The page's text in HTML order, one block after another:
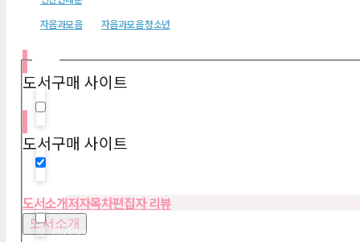
Hidden label
자음과모음
자음과모음 청소년
도서구매 사이트
도서구매 사이트
도서소개저자목차편집자 리뷰
도서소개